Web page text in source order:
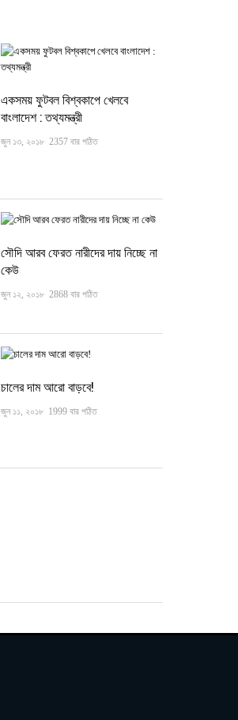
একসময় ফুটবল বিশ্বকাপে খেলবে
বাংলাদেশ : তথ্যমন্ত্রী
জুন ১৩, ২০১৮ 2357 বার পঠিত
সৌদি আরব ফেরত নারীদের দায় নিচ্ছে না
কেউ
জুন ১২, ২০১৮ 2868 বার পঠিত
চালের দাম আরো বাড়বে!
জুন ১১, ২০১৮ 1999 বার পঠিত